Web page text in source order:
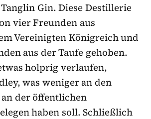
Gin. Diese Destillerie
vier Freunden aus
Vereinigten Königreich und
aus der Taufe gehoben.
holprig verlaufen,
was weniger an den
der öffentlichen
haben soll. Schließlich